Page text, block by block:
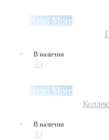
Read More
В наличии
👍
Read More
В наличии
👍